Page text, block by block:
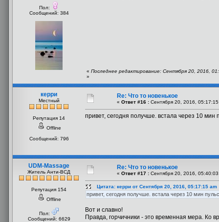
Пол:
Сообщений: 384
« Последнее редактирование: Сентября 20, 2016,
»
керри
Местный
Репутация 14
Offline
Сообщений: 796
Re: Что то новенькое
« Ответ #16 : Сентября 20, 2016,
привет, сегодня получше. встала через 10 мин
UDM-Massage
Житель Анти-ВСД
Репутация 154
Offline
Пол:
Сообщений: 6629
Re: Что то новенькое
« Ответ #17 : Сентября 20, 2016,
Цитата: керри от Сентября 20, 2016, 05:17:15 am
привет, сегодня получше. встала через 10 мин
Вот и славно!
Правда, горчичники - это временная мера. Ко